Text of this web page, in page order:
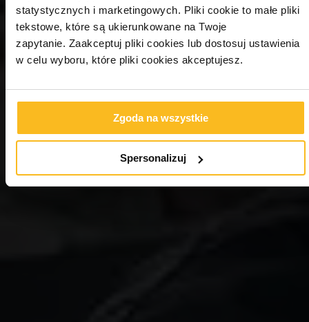
statystycznych i marketingowych. Pliki cookie to małe pliki
tekstowe, które są ukierunkowane na Twoje
zapytanie. Zaakceptuj pliki cookies lub dostosuj ustawienia
w celu wyboru, które pliki cookies akceptujesz.
Zgoda na wszystkie
Spersonalizuj